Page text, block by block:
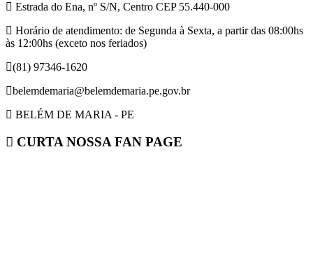
Estrada do Ena, nº S/N, Centro CEP 55.440-000
Horário de atendimento: de Segunda à Sexta, a partir das 08:00hs
às 12:00hs (exceto nos feriados)
(81) 97346-1620
belemdemaria@belemdemaria.pe.gov.br
BELÉM DE MARIA - PE
CURTA NOSSA FAN PAGE